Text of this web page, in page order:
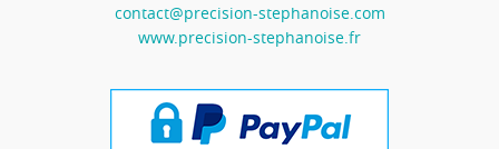
contact@precision-stephanoise.com
www.precision-stephanoise.fr